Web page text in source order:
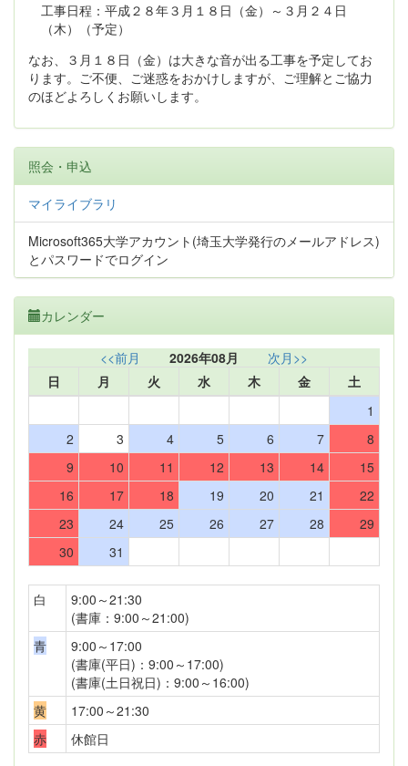
工事日程：平成２８年３月１８日（金）～３月２４日
（木）（予定）
なお、３月１８日（金）は大きな音が出る工事を予定してお
ります。ご不便、ご迷惑をおかけしますが、ご理解とご協力
のほどよろしくお願いします。
照会・申込
マイライブラリ
Microsoft365大学アカウント(埼玉大学発行のメールアドレス)
とパスワードでログイン
カレンダー
<<前月 2026年08月
次月>>
日
月 火 水 木 金
土
1
2
3 4 5 6 7
8
9
10 11 12 13 14
15
16
17 18 19 20 21
22
23
24 25 26 27 28
29
30
31
白
9:00～21:30
(書庫：9:00～21:00)
青
9:00～17:00
(書庫(平日)：9:00～17:00)
(書庫(土日祝日)：9:00～16:00)
黄
17:00～21:30
赤
休館日